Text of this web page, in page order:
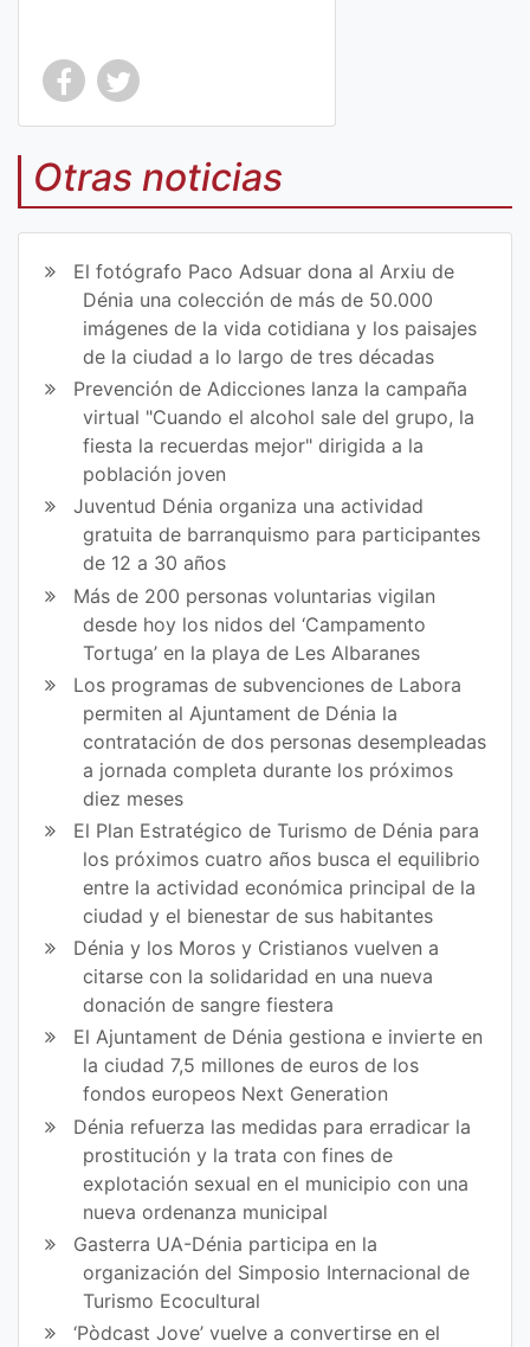
Co
mp
art
en
Fa
ce
bo
ok
Co
mp
art
ir
en
Tw
itt
er
Otras noticias
El fotógrafo Paco Adsuar dona al Arxiu de
Dénia una colección de más de 50.000
imágenes de la vida cotidiana y los paisajes
de la ciudad a lo largo de tres décadas
Prevención de Adicciones lanza la campaña
virtual "Cuando el alcohol sale del grupo, la
fiesta la recuerdas mejor" dirigida a la
población joven
Juventud Dénia organiza una actividad
gratuita de barranquismo para participantes
de 12 a 30 años
Más de 200 personas voluntarias vigilan
desde hoy los nidos del ‘Campamento
Tortuga’ en la playa de Les Albaranes
Los programas de subvenciones de Labora
permiten al Ajuntament de Dénia la
contratación de dos personas desempleadas
a jornada completa durante los próximos
diez meses
El Plan Estratégico de Turismo de Dénia para
los próximos cuatro años busca el equilibrio
entre la actividad económica principal de la
ciudad y el bienestar de sus habitantes
Dénia y los Moros y Cristianos vuelven a
citarse con la solidaridad en una nueva
donación de sangre fiestera
El Ajuntament de Dénia gestiona e invierte en
la ciudad 7,5 millones de euros de los
fondos europeos Next Generation
Dénia refuerza las medidas para erradicar la
prostitución y la trata con fines de
explotación sexual en el municipio con una
nueva ordenanza municipal
Gasterra UA-Dénia participa en la
organización del Simposio Internacional de
Turismo Ecocultural
‘Pòdcast Jove’ vuelve a convertirse en el